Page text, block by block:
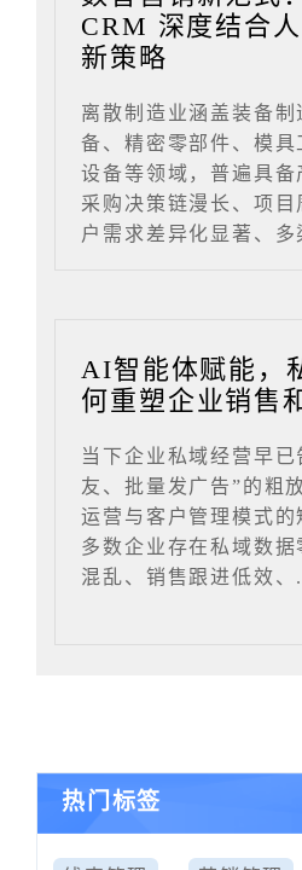
CRM 深度结合
新策略
离散制造业涵盖装备制
备、精密零部件、模具
设备等领域，普遍具备
采购决策链漫长、项目
户需求差异化显著、
AI智能体赋能，
何重塑企业销售
当下企业私域经营早已
友、批量发广告”的粗
运营与客户管理模式的
多数企业存在私域数据
混乱、销售跟进低效
热门标签